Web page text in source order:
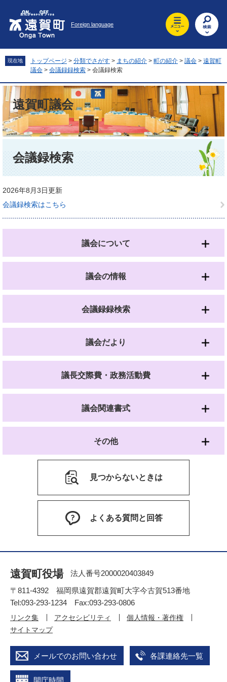
先
頭
。
を
飛
て
本
文
へ
Foreign language
現在地 トップページ > 分類でさがす > まちの紹介 > 町の紹介 > 議会 > 遠賀町
議会 > 会議録録検索 > 会議録検索
遠賀町議会
会議録検索
2026年8月3日更新
会議録検索はこちら
議会について
議会の情報
会議録録検索
議会だより
議長交際費・政務活動費
議会関連書式
その他
見つからないときは
よくある質問と回答
遠賀町役場
法人番号2000020403849
〒811-4392 福岡県遠賀郡遠賀町大字今古賀513番地
Tel:093-293-1234 Fax:093-293-0806
リンク集 アクセシビリティ
個人情報・著作権
サイトマップ
メールでのお問い合わせ 各課連絡先一覧
開庁時間